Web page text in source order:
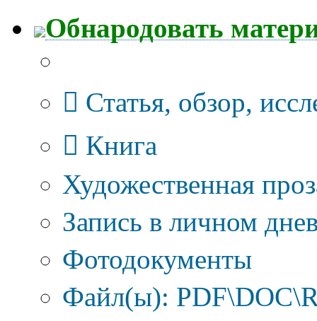
Обнародовать
Статья, обзор,
Книга
Художественная
Запись в личном
Фотодокументы
Файл(ы):